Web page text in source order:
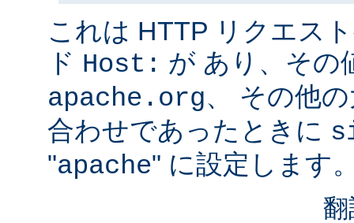
これは HTTP リクエス
ド Host: が あり、その
apache.org、 その他
合わせであったときに
"apache" に設定します